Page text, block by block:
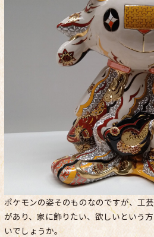
ポケモンの姿そのものなのですが、工
があり、家に飾りたい、欲しいという
いでしょうか。